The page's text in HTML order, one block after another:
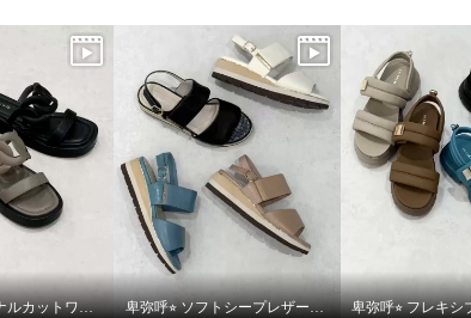
卑弥呼⭐︎オリジナルカットワークボリュームソールサンダルをご紹介いたします。 卑弥呼⭐︎ ソフトシープレザーフレキシブルベルトパデットサンダルをご紹介いたします。